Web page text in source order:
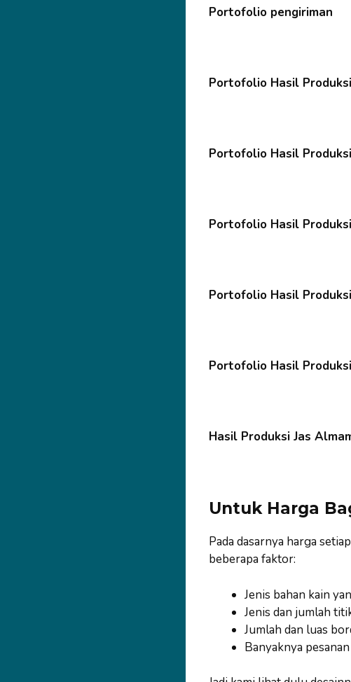
Portofolio pengiriman
Portofolio Hasil
Portofolio Hasil
Portofolio Hasil
Portofolio Hasil
Portofolio Hasil
Hasil Produksi Jas
Untuk Harga
Pada dasarnya harga
beberapa faktor:
Jenis bahan kain
Jenis dan jumlah
Jumlah dan luas
Banyaknya pesanan